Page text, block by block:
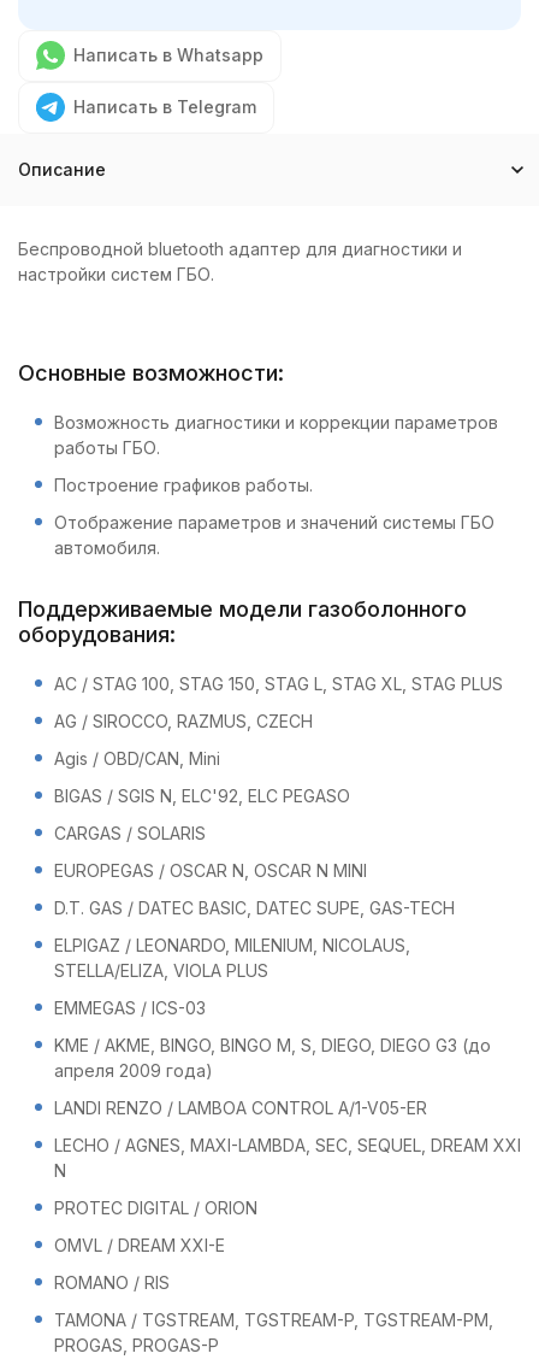
Написать в Whatsapp
Написать в Telegram
Описание
Беспроводной bluetooth адаптер для диагностики и
настройки систем ГБО.
Основные возможности:
Возможность диагностики и коррекции параметров
работы ГБО.
Построение графиков работы.
Отображение параметров и значений системы ГБО
автомобиля.
Поддерживаемые модели газоболонного
оборудования:
AC / STAG 100, STAG 150, STAG L, STAG XL, STAG PLUS
AG / SIROCCO, RAZMUS, CZECH
Agis / OBD/CAN, Mini
BIGAS / SGlS N, ELC'92, ELC PEGASO
CARGAS / SOLARIS
EUROPEGAS / OSCAR N, OSCAR N MINI
D.T. GAS / DATEC BASIC, DATEC SUPE, GAS-TECH
ELPIGAZ / LEONARDO, MILENIUM, NICOLAUS,
STELLA/ELIZA, VIOLA PLUS
EMMEGAS / ICS-03
KME / AKME, BINGO, BINGO M, S, DIEGO, DIEGO G3 (до
апреля 2009 года)
LANDI RENZO / LAMBOA CONTROL A/1-V05-ER
LECHO / AGNES, MAXI-LAMBDA, SEC, SEQUEL, DREAM XXI
N
PROTEC DIGITAL / ORION
OMVL / DREAM XXI-E
ROMANO / RIS
TAMONA / TGSTREAM, TGSTREAM-P, TGSTREAM-PM,
PROGAS, PROGAS-P